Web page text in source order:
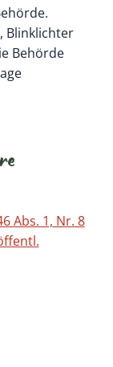
Blinklichter
Behörde
Abs. 1, Nr. 8